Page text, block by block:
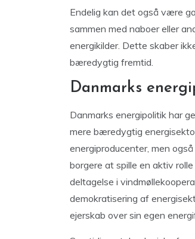
Endelig kan det også være
sammen med naboer eller
energikilder. Dette skaber
bæredygtig fremtid.
Danmarks
Danmarks energipolitik har
mere bæredygtig
energiproducenter, men
borgere at spille en aktiv
deltagelse i
demokratisering af
ejerskab over sin egen